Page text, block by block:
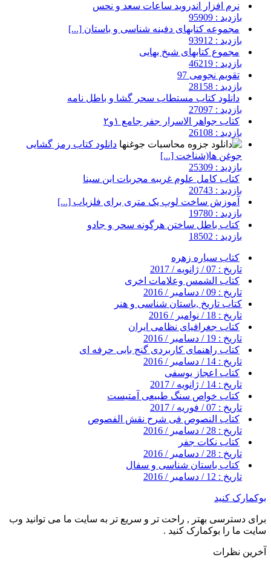
نرم افزار اندروید ساعات سعد و نحس
بازدید : 95909
مجموعه کتابهای دفینه شناسی و باستان [...]
بازدید : 93912
مجموع کتابهای شیخ بهایی
بازدید : 46219
تقویم نجومی 97
بازدید : 28158
دانلود کتاب مستطاب سحر گشا و باطل نامه
بازدید : 27097
کتاب جواهر الاسرار جفر جامع ۱و۲
بازدید : 26108
دانلود کتاب رمز گشایی
جوغن ها(شناخت [...]
بازدید : 25309
کتاب کامل علوم غریبه مجربات ابن سینا
بازدید : 20743
آموزش ساخت لوپ یک متری برای فلزیاب [...]
بازدید : 19780
کتاب باطل ساختن هرگونه سحر و جادو
بازدید : 18502
کتاب سیاره زهره
تاریخ : 07 / ژانویه / 2017
کتاب الشمس وعلامات اخرى
تاریخ : 09 / دسامبر / 2016
کتاب تاریخ ,باستان شناسی و هنر
تاریخ : 18 / نوامبر / 2016
کتاب جغرافیای نظامی ایران
تاریخ : 19 / دسامبر / 2016
کتاب راهنمای کاربردی گنج بابی حرفه ای
تاریخ : 14 / دسامبر / 2016
کتاب اعجاز یوسفی
تاریخ : 14 / ژانویه / 2017
کتاب خواص سنگ طبیعی آمتیست
تاریخ : 07 / فوریه / 2017
کتاب النصوص فی شرح نقش الفصوص
تاریخ : 28 / دسامبر / 2016
کتاب نکات جفر
تاریخ : 28 / دسامبر / 2016
کتاب باستان شناسی و سفال
تاریخ : 12 / دسامبر / 2016
بوکمارک کنید
برای دسترسی بهتر , راحت تر و سریع تر به سایت ما می توانید وب
سایت ما را بوکمارک کنید .
آخرین نظرات